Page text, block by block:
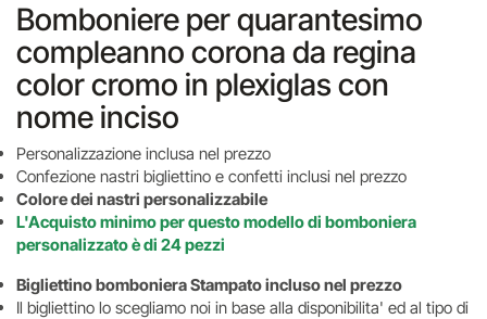
Bomboniere per quarantesimo
compleanno corona da regina
color cromo in plexiglas con
nome inciso
Personalizzazione inclusa nel prezzo
Confezione nastri bigliettino e confetti inclusi nel prezzo
Colore dei nastri personalizzabile
L'Acquisto minimo per questo modello di bomboniera
personalizzato è di 24 pezzi
Bigliettino bomboniera Stampato incluso nel prezzo
Il bigliettino lo scegliamo noi in base alla disponibilita' ed al tipo di